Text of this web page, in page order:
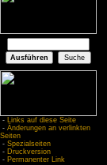
- Links auf diese Seite
- Änderungen an verlinkten
Seiten
- Spezialseiten
- Druckversion
- Permanenter Link